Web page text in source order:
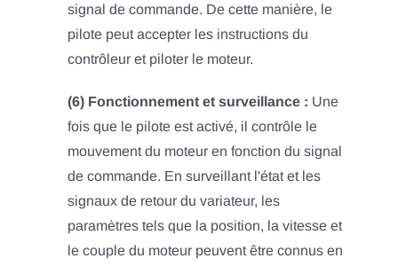
signal de commande. De cette manière, le
pilote peut accepter les instructions du
contrôleur et piloter le moteur.
(6) Fonctionnement et surveillance : Une
fois que le pilote est activé, il contrôle le
mouvement du moteur en fonction du signal
de commande. En surveillant l'état et les
signaux de retour du variateur, les
paramètres tels que la position, la vitesse et
le couple du moteur peuvent être connus en